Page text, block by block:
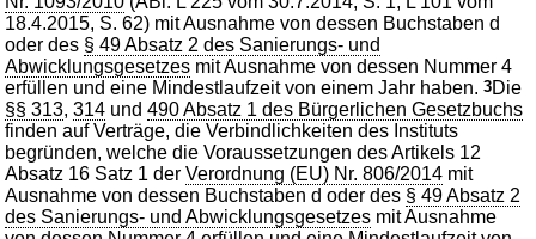
18.4.2015, S. 62) mit Ausnahme von dessen Buchstaben d
oder des § 49 Absatz 2 des Sanierungs- und
Abwicklungsgesetzes mit Ausnahme von dessen Nummer 4
erfüllen und eine Mindestlaufzeit von einem Jahr haben.3Die
§§ 313,314 und490 Absatz 1 des Bürgerlichen Gesetzbuchs
finden auf Verträge, die Verbindlichkeiten des Instituts
begründen, welche die Voraussetzungen des Artikels 12
Absatz 16 Satz 1 derVerordnung (EU) Nr. 806/2014 mit
Ausnahme von dessen Buchstaben d oder des § 49 Absatz 2
des Sanierungs- und Abwicklungsgesetzes mit Ausnahme